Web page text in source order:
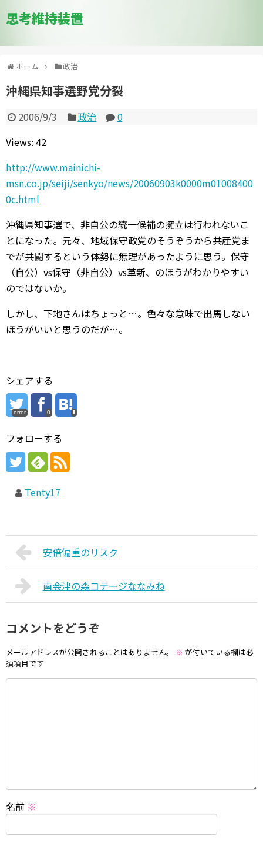
思考維持装置
ホーム 政治
沖縄県知事選野党分裂
2006/9/3 政治
0
Views: 42
http://www.mainichi-
msn.co.jp/seiji/senkyo/news/20060903k0000m01008400
0c.html
沖縄県知事選で、非自公の統一候補の擁立は行われないこ
とになった。元々、地域保守政党のそうぞうから共産党ま
でが共闘するという体勢に無理があったように思う。保守
（自公）vs保守（非自公）vs革新、のほうがわかりやすい
のではないか。
しかし、下地さんはちょっと…。色々な意味で出馬しない
ほうがいいと思うのだが…。
シェアする
error 0
フォローする
Tenty17
安倍偏重のリスク
南会津の森コテージななみね
コメントをどうぞ
メールアドレスが公開されることはありません。 ※ が付いている欄は必
須項目です
名前 ※